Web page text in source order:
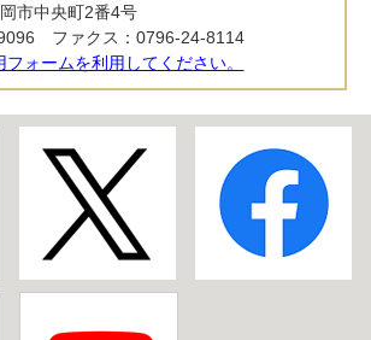
市中央町2番4号
ファクス：0796-24-8114
フォームを利用してください。